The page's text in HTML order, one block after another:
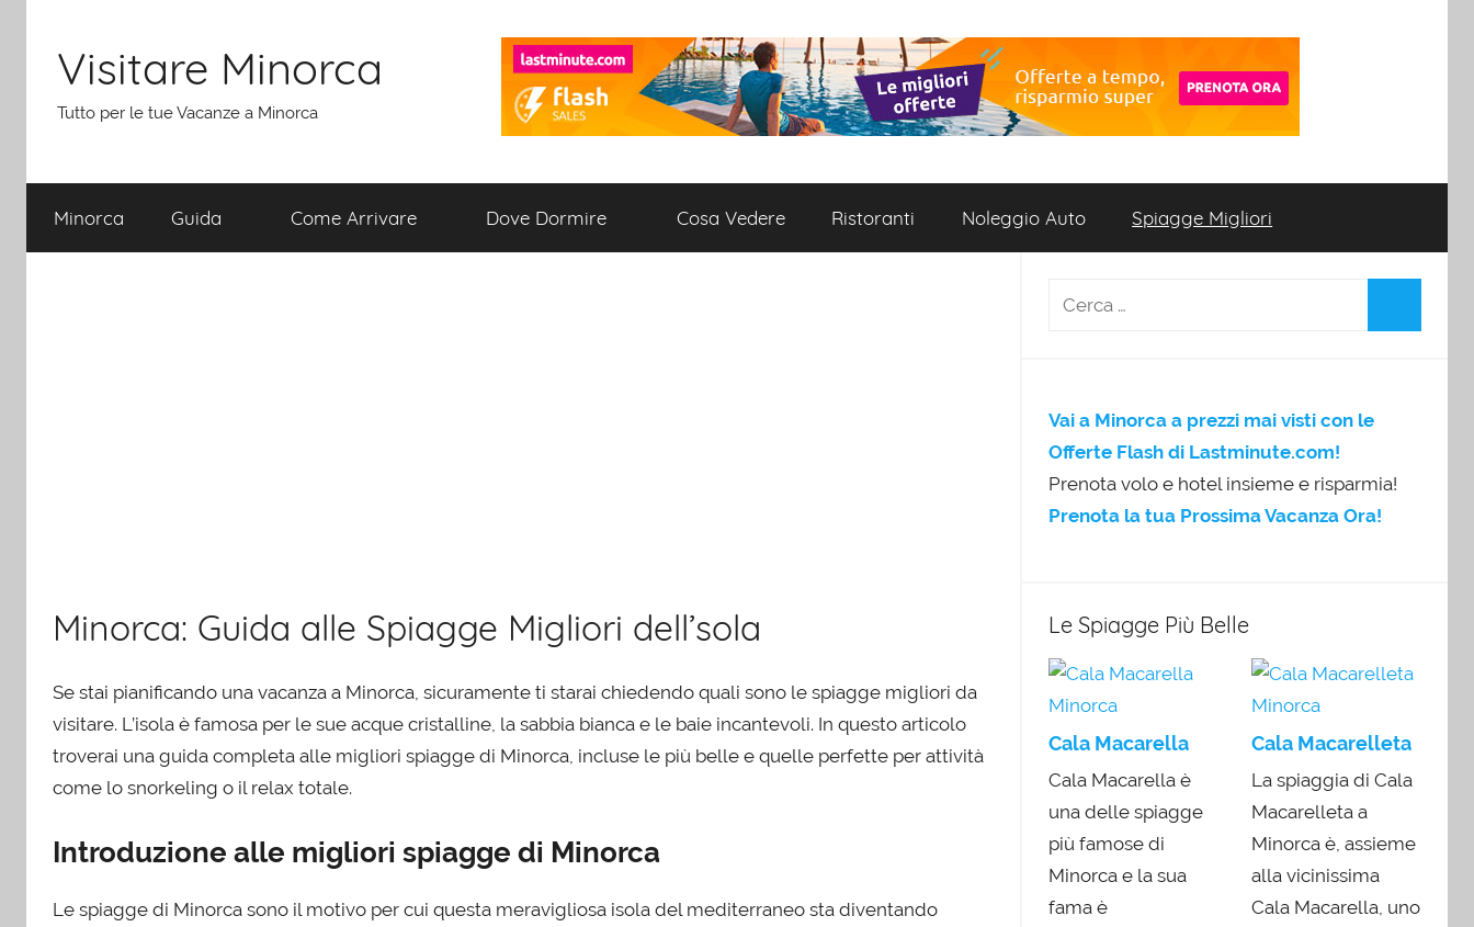
contenuto
Visitare Minorca
Tutto per le tue Vacanze a Minorca
Minorca Guida Come Arrivare Dove Dormire Cosa Vedere Ristoranti Noleggio Auto Spiagge Migliori
Minorca: Guida alle Spiagge Migliori dell’sola
Se stai pianificando una vacanza a Minorca, sicuramente ti starai chiedendo quali sono le spiagge migliori da
visitare. L’isola è famosa per le sue acque cristalline, la sabbia bianca e le baie incantevoli. In questo articolo
troverai una guida completa alle migliori spiagge di Minorca, incluse le più belle e quelle perfette per attività
come lo snorkeling o il relax totale.
Introduzione alle migliori spiagge di Minorca
Le spiagge di Minorca sono il motivo per cui questa meravigliosa isola del mediterraneo sta diventando
Vai a Minorca a prezzi mai visti con le
Offerte Flash di Lastminute.com!
Prenota volo e hotel insieme e risparmia!
Prenota la tua Prossima Vacanza Ora!
Le Spiagge Più Belle
Cala Macarella
Cala Macarella è
una delle spiagge
più famose di
Minorca e la sua
fama è
Cala Macarelleta
La spiaggia di Cala
Macarelleta a
Minorca è, assieme
alla vicinissima
Cala Macarella, uno